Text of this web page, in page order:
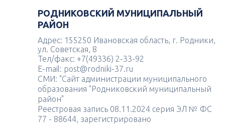
РОДНИКОВСКИЙ МУНИЦИПАЛЬНЫЙ
РАЙОН
Адрес: 155250 Ивановская область, г. Родники,
ул. Советская, 8
Тел/факс: +7(49336) 2-33-92
E-mail: post@rodniki-37.ru
СМИ: "Сайт администрации муниципального
образования "Родниковский муниципальный
район"
Реестровая запись 08.11.2024 серия ЭЛ № ФС
77 - 88644, зарегистрировано